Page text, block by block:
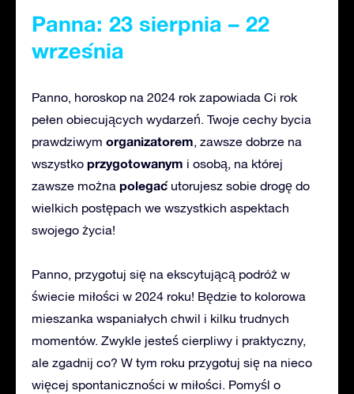
Panna: 23 sierpnia – 22
września
Panno, horoskop na 2024 rok zapowiada Ci rok
pełen obiecujących wydarzeń. Twoje cechy bycia
prawdziwym organizatorem, zawsze dobrze na
wszystko przygotowanym i osobą, na której
zawsze można polegaćutorujesz sobie drogę do
wielkich postępach we wszystkich aspektach
swojego życia!
Panno, przygotuj się na ekscytującą podróż w
świecie miłości w 2024 roku! Będzie to kolorowa
mieszanka wspaniałych chwil i kilku trudnych
momentów. Zwykle jesteś cierpliwy i praktyczny,
ale zgadnij co? W tym roku przygotuj się na nieco
więcej spontaniczności w miłości. Pomyśl o